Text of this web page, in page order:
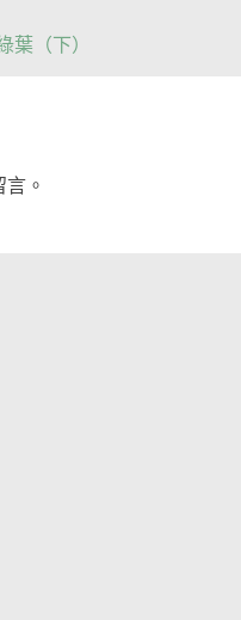
（下）
。